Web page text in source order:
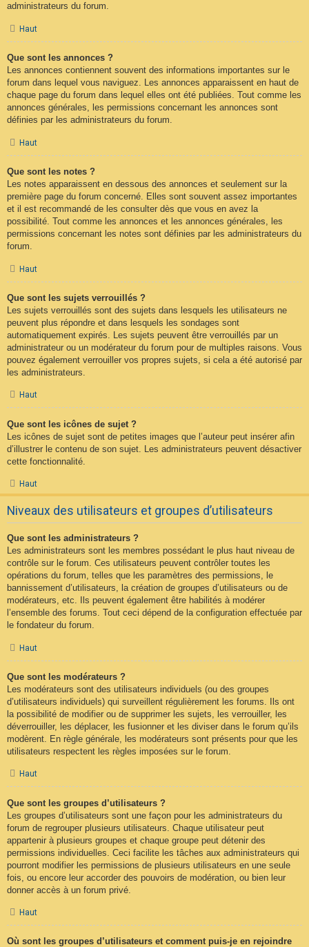
administrateurs du forum.
Haut
Que sont les annonces ?
Les annonces contiennent souvent des informations importantes sur le
forum dans lequel vous naviguez. Les annonces apparaissent en haut de
chaque page du forum dans lequel elles ont été publiées. Tout comme les
annonces générales, les permissions concernant les annonces sont
définies par les administrateurs du forum.
Haut
Que sont les notes ?
Les notes apparaissent en dessous des annonces et seulement sur la
première page du forum concerné. Elles sont souvent assez importantes
et il est recommandé de les consulter dès que vous en avez la
possibilité. Tout comme les annonces et les annonces générales, les
permissions concernant les notes sont définies par les administrateurs du
forum.
Haut
Que sont les sujets verrouillés ?
Les sujets verrouillés sont des sujets dans lesquels les utilisateurs ne
peuvent plus répondre et dans lesquels les sondages sont
automatiquement expirés. Les sujets peuvent être verrouillés par un
administrateur ou un modérateur du forum pour de multiples raisons. Vous
pouvez également verrouiller vos propres sujets, si cela a été autorisé par
les administrateurs.
Haut
Que sont les icônes de sujet ?
Les icônes de sujet sont de petites images que l’auteur peut insérer afin
d’illustrer le contenu de son sujet. Les administrateurs peuvent désactiver
cette fonctionnalité.
Haut
Niveaux des utilisateurs et groupes d’utilisateurs
Que sont les administrateurs ?
Les administrateurs sont les membres possédant le plus haut niveau de
contrôle sur le forum. Ces utilisateurs peuvent contrôler toutes les
opérations du forum, telles que les paramètres des permissions, le
bannissement d’utilisateurs, la création de groupes d’utilisateurs ou de
modérateurs, etc. Ils peuvent également être habilités à modérer
l’ensemble des forums. Tout ceci dépend de la configuration effectuée par
le fondateur du forum.
Haut
Que sont les modérateurs ?
Les modérateurs sont des utilisateurs individuels (ou des groupes
d’utilisateurs individuels) qui surveillent régulièrement les forums. Ils ont
la possibilité de modifier ou de supprimer les sujets, les verrouiller, les
déverrouiller, les déplacer, les fusionner et les diviser dans le forum qu’ils
modèrent. En règle générale, les modérateurs sont présents pour que les
utilisateurs respectent les règles imposées sur le forum.
Haut
Que sont les groupes d’utilisateurs ?
Les groupes d’utilisateurs sont une façon pour les administrateurs du
forum de regrouper plusieurs utilisateurs. Chaque utilisateur peut
appartenir à plusieurs groupes et chaque groupe peut détenir des
permissions individuelles. Ceci facilite les tâches aux administrateurs qui
pourront modifier les permissions de plusieurs utilisateurs en une seule
fois, ou encore leur accorder des pouvoirs de modération, ou bien leur
donner accès à un forum privé.
Haut
Où sont les groupes d’utilisateurs et comment puis-je en rejoindre